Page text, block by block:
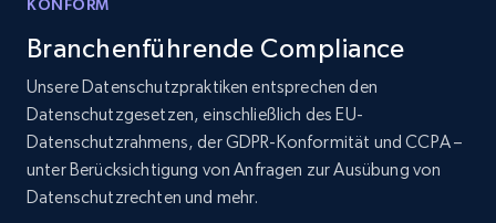
Twitter posts URLs
ID, User posted, Name, Description, Date
posted, Photos, URL, Quoted post, and more.
10.4K+ 1.2K+ Gratis testen
KONFORM
Branchenführende Compliance
Unsere Datenschutzpraktiken entsprechen den
Datenschutzgesetzen, einschließlich des EU-
Datenschutzrahmens, der GDPR-Konformität und CCPA –
unter Berücksichtigung von Anfragen zur Ausübung von
Datenschutzrechten und mehr.